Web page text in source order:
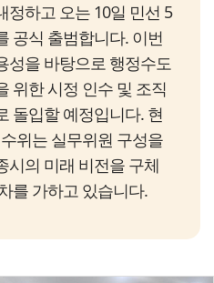
정하고 오는 10일 민선 5
공식 출범합니다. 이번
성을 바탕으로 행정수도
위한 시정 인수 및 조직
돌입할 예정입니다. 현
위는 실무위원 구성을
시의 미래 비전을 구체
를 가하고 있습니다.